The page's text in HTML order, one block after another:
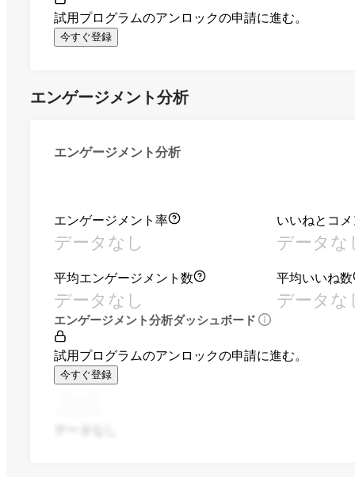
試用プログラムのアンロックの申請に進む。
今すぐ登録
エンゲージメント分析
エンゲージメント分析
エンゲージメント率
データなし
いいねとコ
データな
平均エンゲージメント数
データなし
平均いいね数
データな
エンゲージメント分析ダッシュボード
試用プログラムのアンロックの申請に進む。
今すぐ登録